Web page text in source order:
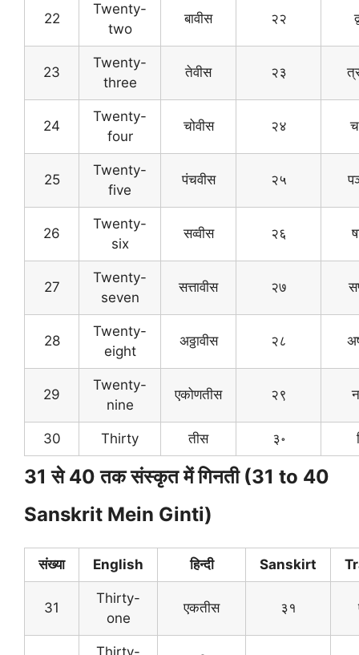
22
Twenty-
two
बावीस २२
23
Twenty-
three
तेवीस २३
24
Twenty-
four
चोवीस २४
25
Twenty-
five
पंचवीस २५
26
Twenty-
six
सव्वीस २६
27
Twenty-
seven
सत्तावीस २७
28
Twenty-
eight
अठ्ठावीस २८
29
Twenty-
nine
एकोणतीस २९
30 Thirty तीस ३॰
31 से 40 तक संस्कृत में गिनती (31 to 40
Sanskrit Mein Ginti)
संख्या English हिन्दी Sanskirt
31
Thirty-
one
एकतीस ३१